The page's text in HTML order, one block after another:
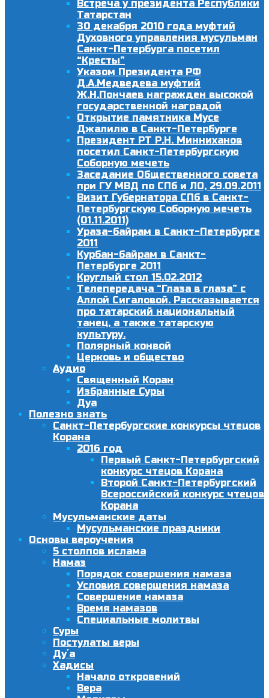
Встреча у президента Республики
Татарстан
30 декабря 2010 года муфтий
Духовного управления мусульман
Санкт-Петербурга посетил
“Кресты”
Указом Президента РФ
Д.А.Медведева муфтий
Ж.Н.Пончаев награжден высокой
государственной наградой
Открытие памятника Мусе
Джалилю в Санкт-Петербурге
Президент РТ Р.Н. Минниханов
посетил Санкт-Петербургскую
Соборную мечеть
Заседание Общественного совета
при ГУ МВД по СПб и ЛО, 29.09.2011
Визит Губернатора СПб в Санкт-
Петербургскую Соборную мечеть
(01.11.2011)
Ураза-байрам в Санкт-Петербурге
2011
Курбан-байрам в Санкт-
Петербурге 2011
Круглый стол 15.02.2012
Телепередача “Глаза в глаза” с
Аллой Сигаловой. Рассказывается
про татарский национальный
танец, а также татарскую
культуру.
Полярный конвой
Церковь и общество
Аудио
Священный Коран
Избранные Суры
Дуа
Полезно знать
Санкт-Петербургские конкурсы чтецов
Корана
2016 год
Первый Санкт-Петербургский
конкурс чтецов Корана
Второй Санкт-Петербургский
Всероссийский конкурс чтецов
Корана
Мусульманские даты
Мусульманские праздники
Основы вероучения
5 столпов ислама
Намаз
Порядок совершения намаза
Условия совершения намаза
Совершение намаза
Время намазов
Специальные молитвы
Суры
Постулаты веры
Ду´а
Хадисы
Начало откровений
Вера